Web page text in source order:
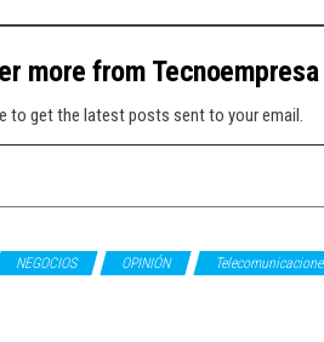
more from Tecnoempresa
to get the latest posts sent to your email.
NEGOCIOS OPINIÓN